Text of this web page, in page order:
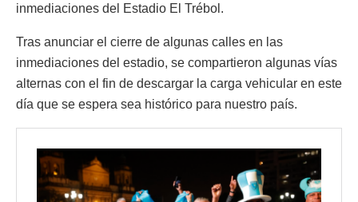
inmediaciones del Estadio El Trébol.
Tras anunciar el cierre de algunas calles en las
inmediaciones del estadio, se compartieron algunas vías
alternas con el fin de descargar la carga vehicular en este
día que se espera sea histórico para nuestro país.